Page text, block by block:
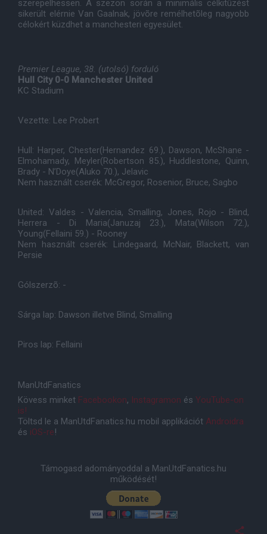
szerepelhessen. A szezon során a minimális célkitûzést
sikerült elérnie Van Gaalnak, jövõre remélhetõleg nagyobb
célokért küzdhet a manchesteri egyesület.
Premier League, 38. (utolsó) forduló
Hull City 0-0 Manchester United
KC Stadium
Vezette: Lee Probert
Hull: Harper, Chester(Hernandez 69.), Dawson, McShane -
Elmohamady, Meyler(Robertson 85.), Huddlestone, Quinn,
Brady - N’Doye(Aluko 70.), Jelavic
Nem használt cserék: McGregor, Rosenior, Bruce, Sagbo
United: Valdes - Valencia, Smalling, Jones, Rojo - Blind,
Herrera - Di Maria(Januzaj 23.), Mata(Wilson 72.),
Young(Fellaini 59.) - Rooney
Nem használt cserék: Lindegaard, McNair, Blackett, van
Persie
Gólszerzõ: -
Sárga lap: Dawson illetve Blind, Smalling
Piros lap: Fellaini
ManUtdFanatics
Kövess minket Facebookon, Instagramon és YouTube-on
is!
Töltsd le a ManUtdFanatics.hu mobil applikációt Androidra
és iOS-re!
Támogasd adományoddal a ManUtdFanatics.hu
működését!